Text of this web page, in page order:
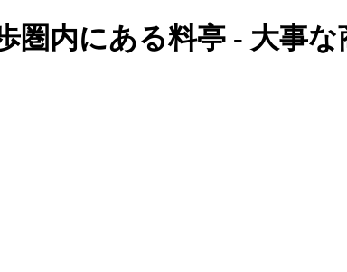
圏内にある料亭 - 大事